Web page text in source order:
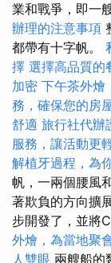
業和戰爭，即一
辦理的注意事項
都帶有十字帆。
擇 選擇高品質的
加密 下午茶外燴
務，確保您的房
舒適 旅行社代辦
服務，讓活動更
解植牙過程，為
帆，一兩個腰風
著欺負的方向擴
步開發了，並將
外燴，為當地聚
人雙眼 兩艘船的